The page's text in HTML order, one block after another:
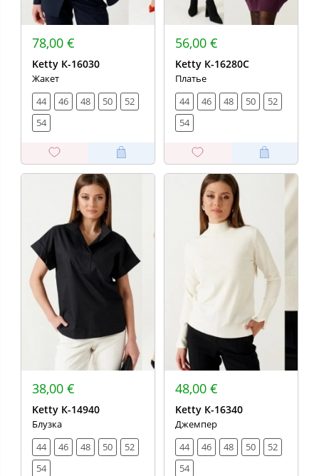
78,00 €
Ketty К-16030
Жакет
44
46 48 50
52
54
56,00 €
Ketty К-16280С
Платье
44
46 48 50
52
54
38,00 €
Ketty К-14940
Блузка
44
46 48 50
52
54
48,00 €
Ketty К-16340
Джемпер
44
46 48 50
52
54